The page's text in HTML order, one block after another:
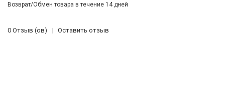
Возврат/Обмен товара в течение 14 дней
0 Отзыв (ов) Оставить отзыв